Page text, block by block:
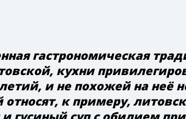
гастрономическая
кухни
и не похожей на неё
относят, к примеру,